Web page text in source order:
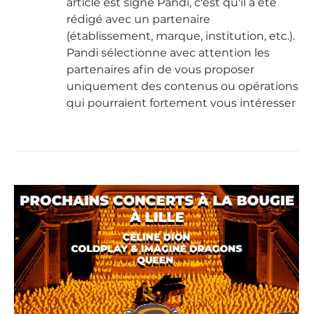
rédigé avec un partenaire
(établissement, marque, institution, etc.).
Pandi sélectionne avec attention les
partenaires afin de vous proposer
uniquement des contenus ou opérations
qui pourraient fortement vous intéresser